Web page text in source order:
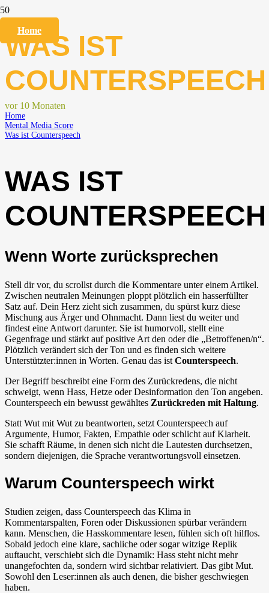
Home
WAS IST
COUNTERSPEECH
vor 10 Monaten
Home
Mental Media Score
Was ist Counterspeech
WAS IST
Wenn Worte zurücksprechen
Stell dir vor, du scrollst durch die Kommentare unter einem Artikel.
Zwischen neutralen Meinungen ploppt plötzlich ein hasserfüllter
Satz auf. Dein Herz zieht sich zusammen, du spürst kurz diese
Mischung aus Ärger und Ohnmacht. Dann liest du weiter und
findest eine Antwort darunter. Sie ist humorvoll, stellt eine
Gegenfrage und stärkt auf positive Art den oder die „Betroffenen/n“.
Plötzlich verändert sich der Ton und es finden sich weitere
Unterstützter:innen in Worten. Genau das ist Counterspeech.
Der Begriff beschreibt eine Form des Zurückredens, die nicht
schweigt, wenn Hass, Hetze oder Desinformation den Ton angeben.
Counterspeech ein bewusst gewähltes Zurückreden mit Haltung.
Statt Wut mit Wut zu beantworten, setzt Counterspeech auf
Argumente, Humor, Fakten, Empathie oder schlicht auf Klarheit.
Sie schafft Räume, in denen sich nicht die Lautesten durchsetzen,
sondern diejenigen, die Sprache verantwortungsvoll einsetzen.
Warum Counterspeech wirkt
Studien zeigen, dass Counterspeech das Klima in
Kommentarspalten, Foren oder Diskussionen spürbar verändern
kann. Menschen, die Hasskommentare lesen, fühlen sich oft hilflos.
Sobald jedoch eine klare, sachliche oder sogar witzige Replik
auftaucht, verschiebt sich die Dynamik: Hass steht nicht mehr
unangefochten da, sondern wird sichtbar relativiert. Das gibt Mut.
Sowohl den Leser:innen als auch denen, die bisher geschwiegen
haben.